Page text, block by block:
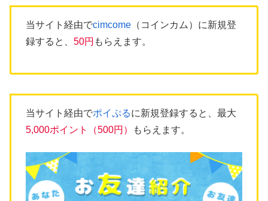
当サイト経由でcimcome （コインカム）に新規登
録すると、 50円 もらえます。
当サイト経由でポイぷるに新規登録すると、最大
5,000ポイント（500円）
もらえます。